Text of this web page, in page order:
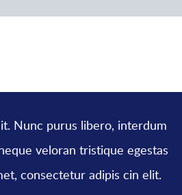
Nunc purus libero, interdum
veloran tristique egestas
consectetur adipis cin elit.